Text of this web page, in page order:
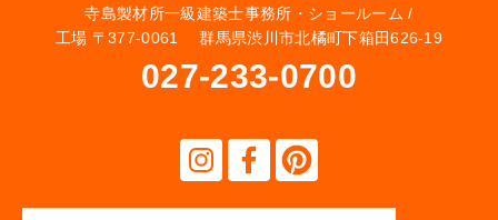
寺島製材所一級建築士事務所・ショールーム /
工場 〒377-0061 群馬県渋川市北橘町下箱田626-19
027-233-0700